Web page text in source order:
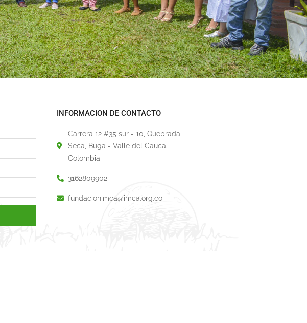
INFORMACION DE CONTACTO
Carrera 12 #35 sur - 10, Quebrada
Seca, Buga - Valle del Cauca.
Colombia
3162809902
fundacionimca@imca.org.co